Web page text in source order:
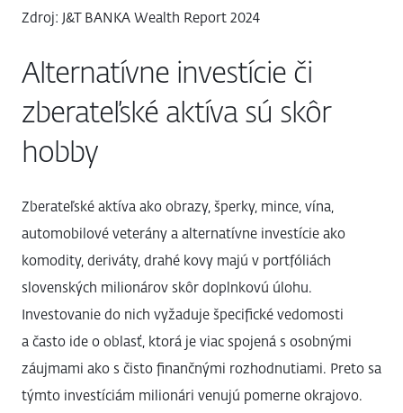
Zdroj: J&T BANKA Wealth Report 2024
Alternatívne investície či
zberateľské aktíva sú skôr
hobby
Zberateľské aktíva ako obrazy, šperky, mince, vína,
automobilové veterány a alternatívne investície ako
komodity, deriváty, drahé kovy majú v portfóliách
slovenských milionárov skôr doplnkovú úlohu.
Investovanie do nich vyžaduje špecifické vedomosti
a často ide o oblasť, ktorá je viac spojená s osobnými
záujmami ako s čisto finančnými rozhodnutiami. Preto sa
týmto investíciám milionári venujú pomerne okrajovo.